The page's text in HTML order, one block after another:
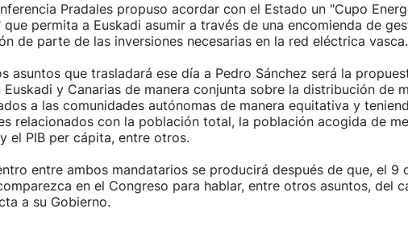
Pradales propuso acordar con el Estado un "Cupo
que permita a Euskadi asumir a través de una encomienda de
de parte de las inversiones necesarias en la red eléctrica vasca.
asuntos que trasladará ese día a Pedro Sánchez será la
Euskadi y Canarias de manera conjunta sobre la distribución de
a las comunidades autónomas de manera equitativa y
relacionados con la población total, la población acogida de
el PIB per cápita, entre otros.
entre ambos mandatarios se producirá después de que, el 9
en el Congreso para hablar, entre otros asuntos, del
a su Gobierno.